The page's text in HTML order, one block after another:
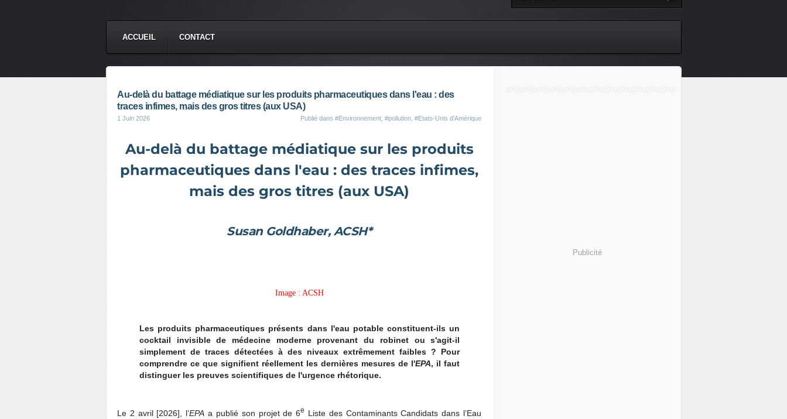
ACCUEIL CONTACT
Au-delà du battage médiatique sur les produits pharmaceutiques dans l'eau : des
traces infimes, mais des gros titres (aux USA)
1 Juin 2026 Publié dans #Environnement #pollution #Etats-Unis d'Amérique
Au-delà du battage médiatique sur les produits
pharmaceutiques dans l'eau : des traces infimes,
mais des gros titres (aux USA)
Susan Goldhaber, ACSH*
Image : ACSH
Les produits pharmaceutiques présents dans l'eau potable constituent-ils un
cocktail invisible de médecine moderne provenant du robinet ou s'agit-il
simplement de traces détectées à des niveaux extrêmement faibles ? Pour
comprendre ce que signifient réellement les dernières mesures de l'EPA, il faut
distinguer les preuves scientifiques de l'urgence rhétorique.
Le 2 avril [2026], l’EPA a publié son projet de 6e
Liste des Contaminants Candidats dans l’Eau
Publicité